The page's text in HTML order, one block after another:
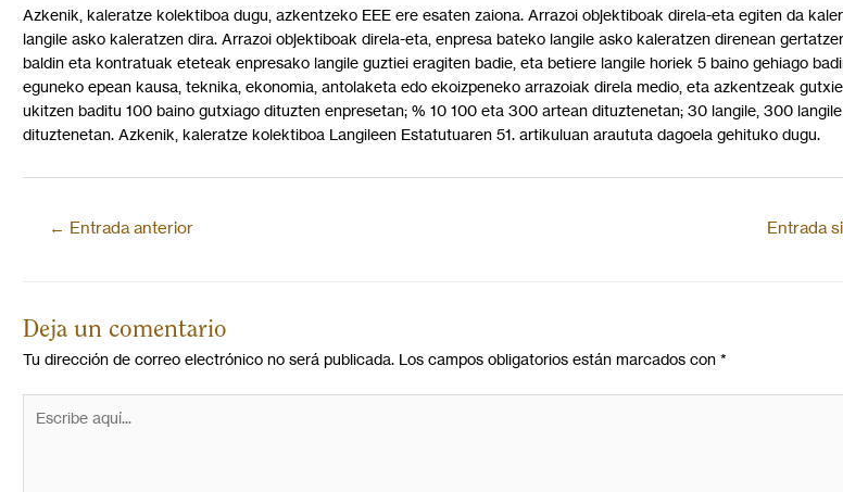
Azkenik, kaleratze kolektiboa dugu, azkentzeko EEE ere esaten zaiona. Arrazoi objektiboak direla-eta egiten da
langile asko kaleratzen dira. Arrazoi objektiboak direla-eta, enpresa bateko langile asko kaleratzen direnean
baldin eta kontratuak eteteak enpresako langile guztiei eragiten badie, eta betiere langile horiek 5 baino gehiago
eguneko epean kausa, teknika, ekonomia, antolaketa edo ekoizpeneko arrazoiak direla medio, eta azkentzeak
ukitzen baditu 100 baino gutxiago dituzten enpresetan; % 10 100 eta 300 artean dituztenetan; 30 langile, 300
dituztenetan. Azkenik, kaleratze kolektiboa Langileen Estatutuaren 51. artikuluan araututa dagoela gehituko dugu.
← Entrada anterior Entrada
Deja un comentario
Tu dirección de correo electrónico no será publicada. Los campos obligatorios están marcados con *